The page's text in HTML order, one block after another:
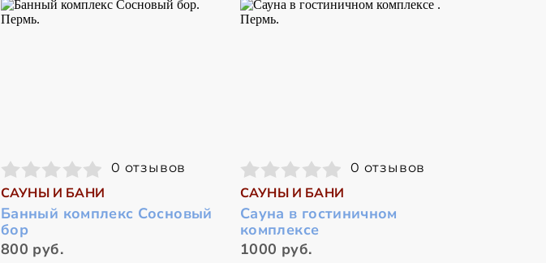
0 отзывов
САУНЫ И БАНИ
Банный комплекс Сосновый
бор
800 руб.
0 отзывов
САУНЫ И БАНИ
Сауна в гостиничном
комплексе
1000 руб.